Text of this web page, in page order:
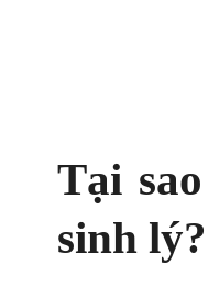
Tại
sinh lý?